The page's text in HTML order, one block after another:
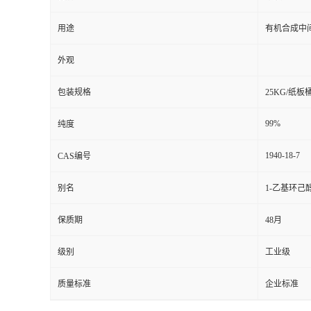
用途 有机合成中
外观
包装规格 25KG/纸板
纯度 99%
CAS编号 1940-18-7
别名 1-乙基环己
保质期 48月
级别 工业级
质量标准 企业标准